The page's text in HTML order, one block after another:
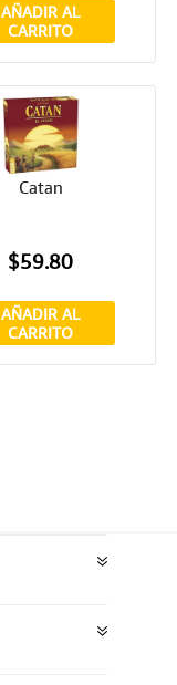
AÑADIR AL
CARRITO
Catan
$59.80
AÑADIR AL
CARRITO